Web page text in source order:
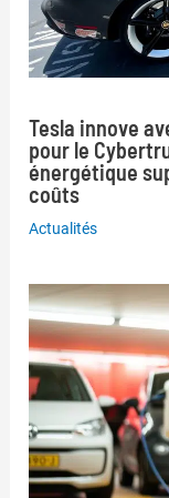
Tesla innove
pour le
énergétique
coûts
Actualités